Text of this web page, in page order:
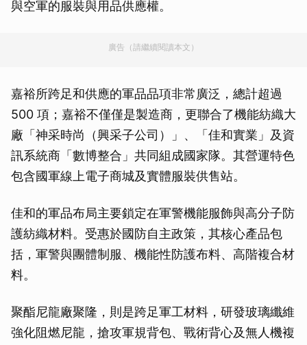
與空軍的服裝與用品供應權。
廣告（請繼續閱讀本文）
嘉裕所跨足和供應的軍品品項非常廣泛，總計超過
500 項；嘉裕不僅僅是製造商，更聯合了機能紡織大
廠「神采時尚（興采子公司）」、「佳和實業」及資
訊系統商「數博整合」共同組成國家隊。其營運特色
包含國軍線上電子商城及實體服裝供售站。
佳和的軍品布局主要鎖定在軍警機能服飾與高分子防
護紡織材料。受惠於國防自主政策，其核心產品包
括，軍警與團體制服、機能性防護布料、高階複合材
料。
聚酯尼龍廠聚隆，則是跨足軍工材料，研發玻璃纖維
強化阻燃尼龍，搶攻軍規背包、戰術背心及無人機複